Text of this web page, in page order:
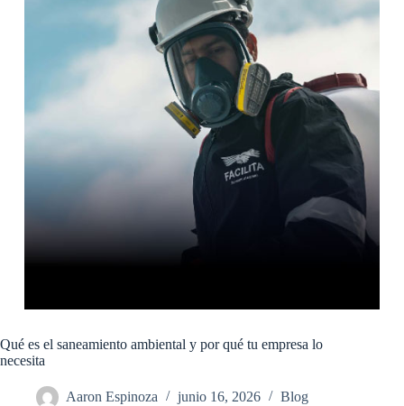
Qué es el saneamiento ambiental y por qué tu empresa lo
necesita
Aaron Espinoza junio 16, 2026 Blog